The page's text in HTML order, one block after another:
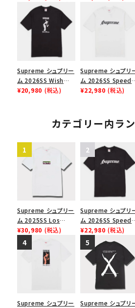
Box Logo Tee ファ
イヤーリリーフボック
スロゴTシャツ ホワ
Supreme シュプリー
ム 2026SS Wish
Tee ウィッシュTシ
¥20,980 (税込)
Supreme シュプリ
ム 2026SS Speed
Tee スピードTシャツ
¥22,980 (税込)
カテゴリー内ラ
Supreme シュプリー
ム 2025SS Los
Angeles Fire Relief
Box Logo Tee ファ
イヤーリリーフボック
スロゴTシャツ ホワ
¥30,980 (税込)
Supreme シュプリ
ム 2026SS Speed
Tee スピードTシャツ
ブラック
¥22,980 (税込)
Supreme シュプリー
Supreme シュプリ